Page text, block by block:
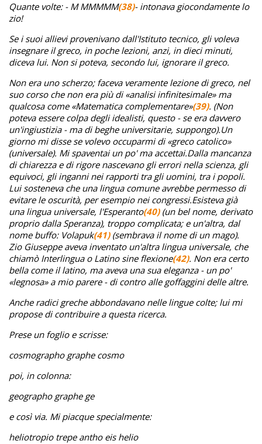
Quante volte: - M MMMMM(38)- intonava giocondamente lo
zio!
Se i suoi allievi provenivano dall'Istituto tecnico, gli voleva
insegnare il greco, in poche lezioni, anzi, in dieci minuti,
diceva lui. Non si poteva, secondo lui, ignorare il greco.
Non era uno scherzo; faceva veramente lezione di greco, nel
suo corso che non era più di «analisi infinitesimale» ma
qualcosa come «Matematica complementare»(39). (Non
poteva essere colpa degli idealisti, questo - se era davvero
un'ingiustizia - ma di beghe universitarie, suppongo).Un
giorno mi disse se volevo occuparmi di «greco catolico»
(universale). Mi spaventai un po' ma accettai.Dalla mancanza
di chiarezza e di rigore nascevano gli errori nella scienza, gli
equivoci, gli inganni nei rapporti tra gli uomini, tra i popoli.
Lui sosteneva che una lingua comune avrebbe permesso di
evitare le oscurità, per esempio nei congressi.Esisteva già
una lingua universale, l'Esperanto(40)(un bel nome, derivato
proprio dalla Speranza), troppo complicata; e un'altra, dal
nome buffo: Volapuk(41)(sembrava il nome di un mago).
Zio Giuseppe aveva inventato un'altra lingua universale, che
chiamò Interlingua o Latino sine flexione(42). Non era certo
bella come il latino, ma aveva una sua eleganza - un po'
«legnosa» a mio parere - di contro alle goffaggini delle altre.
Anche radici greche abbondavano nelle lingue colte; lui mi
propose di contribuire a questa ricerca.
Prese un foglio e scrisse:
cosmographo graphe cosmo
poi, in colonna:
geographo graphe ge
e così via. Mi piacque specialmente:
heliotropio trepe antho eis helio